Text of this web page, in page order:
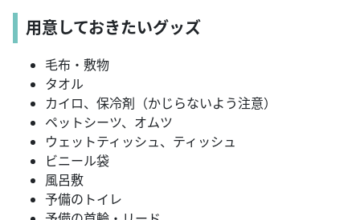
用意しておきたいグッズ
毛布・敷物
タオル
カイロ、保冷剤（かじらないよう注意）
ペットシーツ、オムツ
ウェットティッシュ、ティッシュ
ビニール袋
風呂敷
予備のトイレ